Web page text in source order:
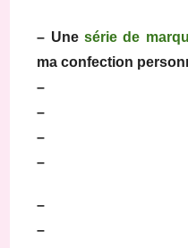
– Une série de
ma confection
–
–
–
–
–
–